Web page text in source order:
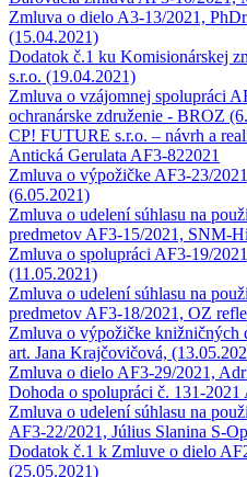
Zmluva o dielo A3-13/2021,
(15.04.2021)
Dodatok č.1 ku Komisionárskej
s.r.o. (19.04.2021)
Zmluva o vzájomnej spolupráci
ochranárske združenie - BROZ
CP! FUTURE s.r.o. – návrh a
Antická Gerulata AF3-822021
Zmluva o výpožičke AF3-23/
(6.05.2021)
Zmluva o udelení súhlasu na
predmetov AF3-15/2021, SNM-
Zmluva o spolupráci AF3-19/
(11.05.2021)
Zmluva o udelení súhlasu na
predmetov AF3-18/2021, OZ
Zmluva o výpožičke knižničných
art. Jana Krajčovičová,
Zmluva o dielo AF3-29/2021,
Dohoda o spolupráci č. 131-
Zmluva o udelení súhlasu na
AF3-22/2021, Július Slanina S-
Dodatok č.1 k Zmluve o dielo
(25.05.2021)